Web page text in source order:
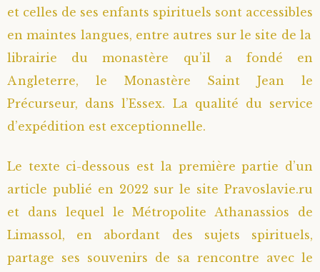
et celles de ses enfants spirituels sont accessibles
en maintes langues, entre autres sur le site de la
librairie du monastère qu’il a fondé en
Angleterre, le Monastère Saint Jean le
Précurseur, dans l’Essex. La qualité du service
d’expédition est exceptionnelle.
Le texte ci-dessous est la première partie d’un
article publié en 2022 sur le site Pravoslavie.ru
et dans lequel le Métropolite Athanassios de
Limassol, en abordant des sujets spirituels,
partage ses souvenirs de sa rencontre avec le